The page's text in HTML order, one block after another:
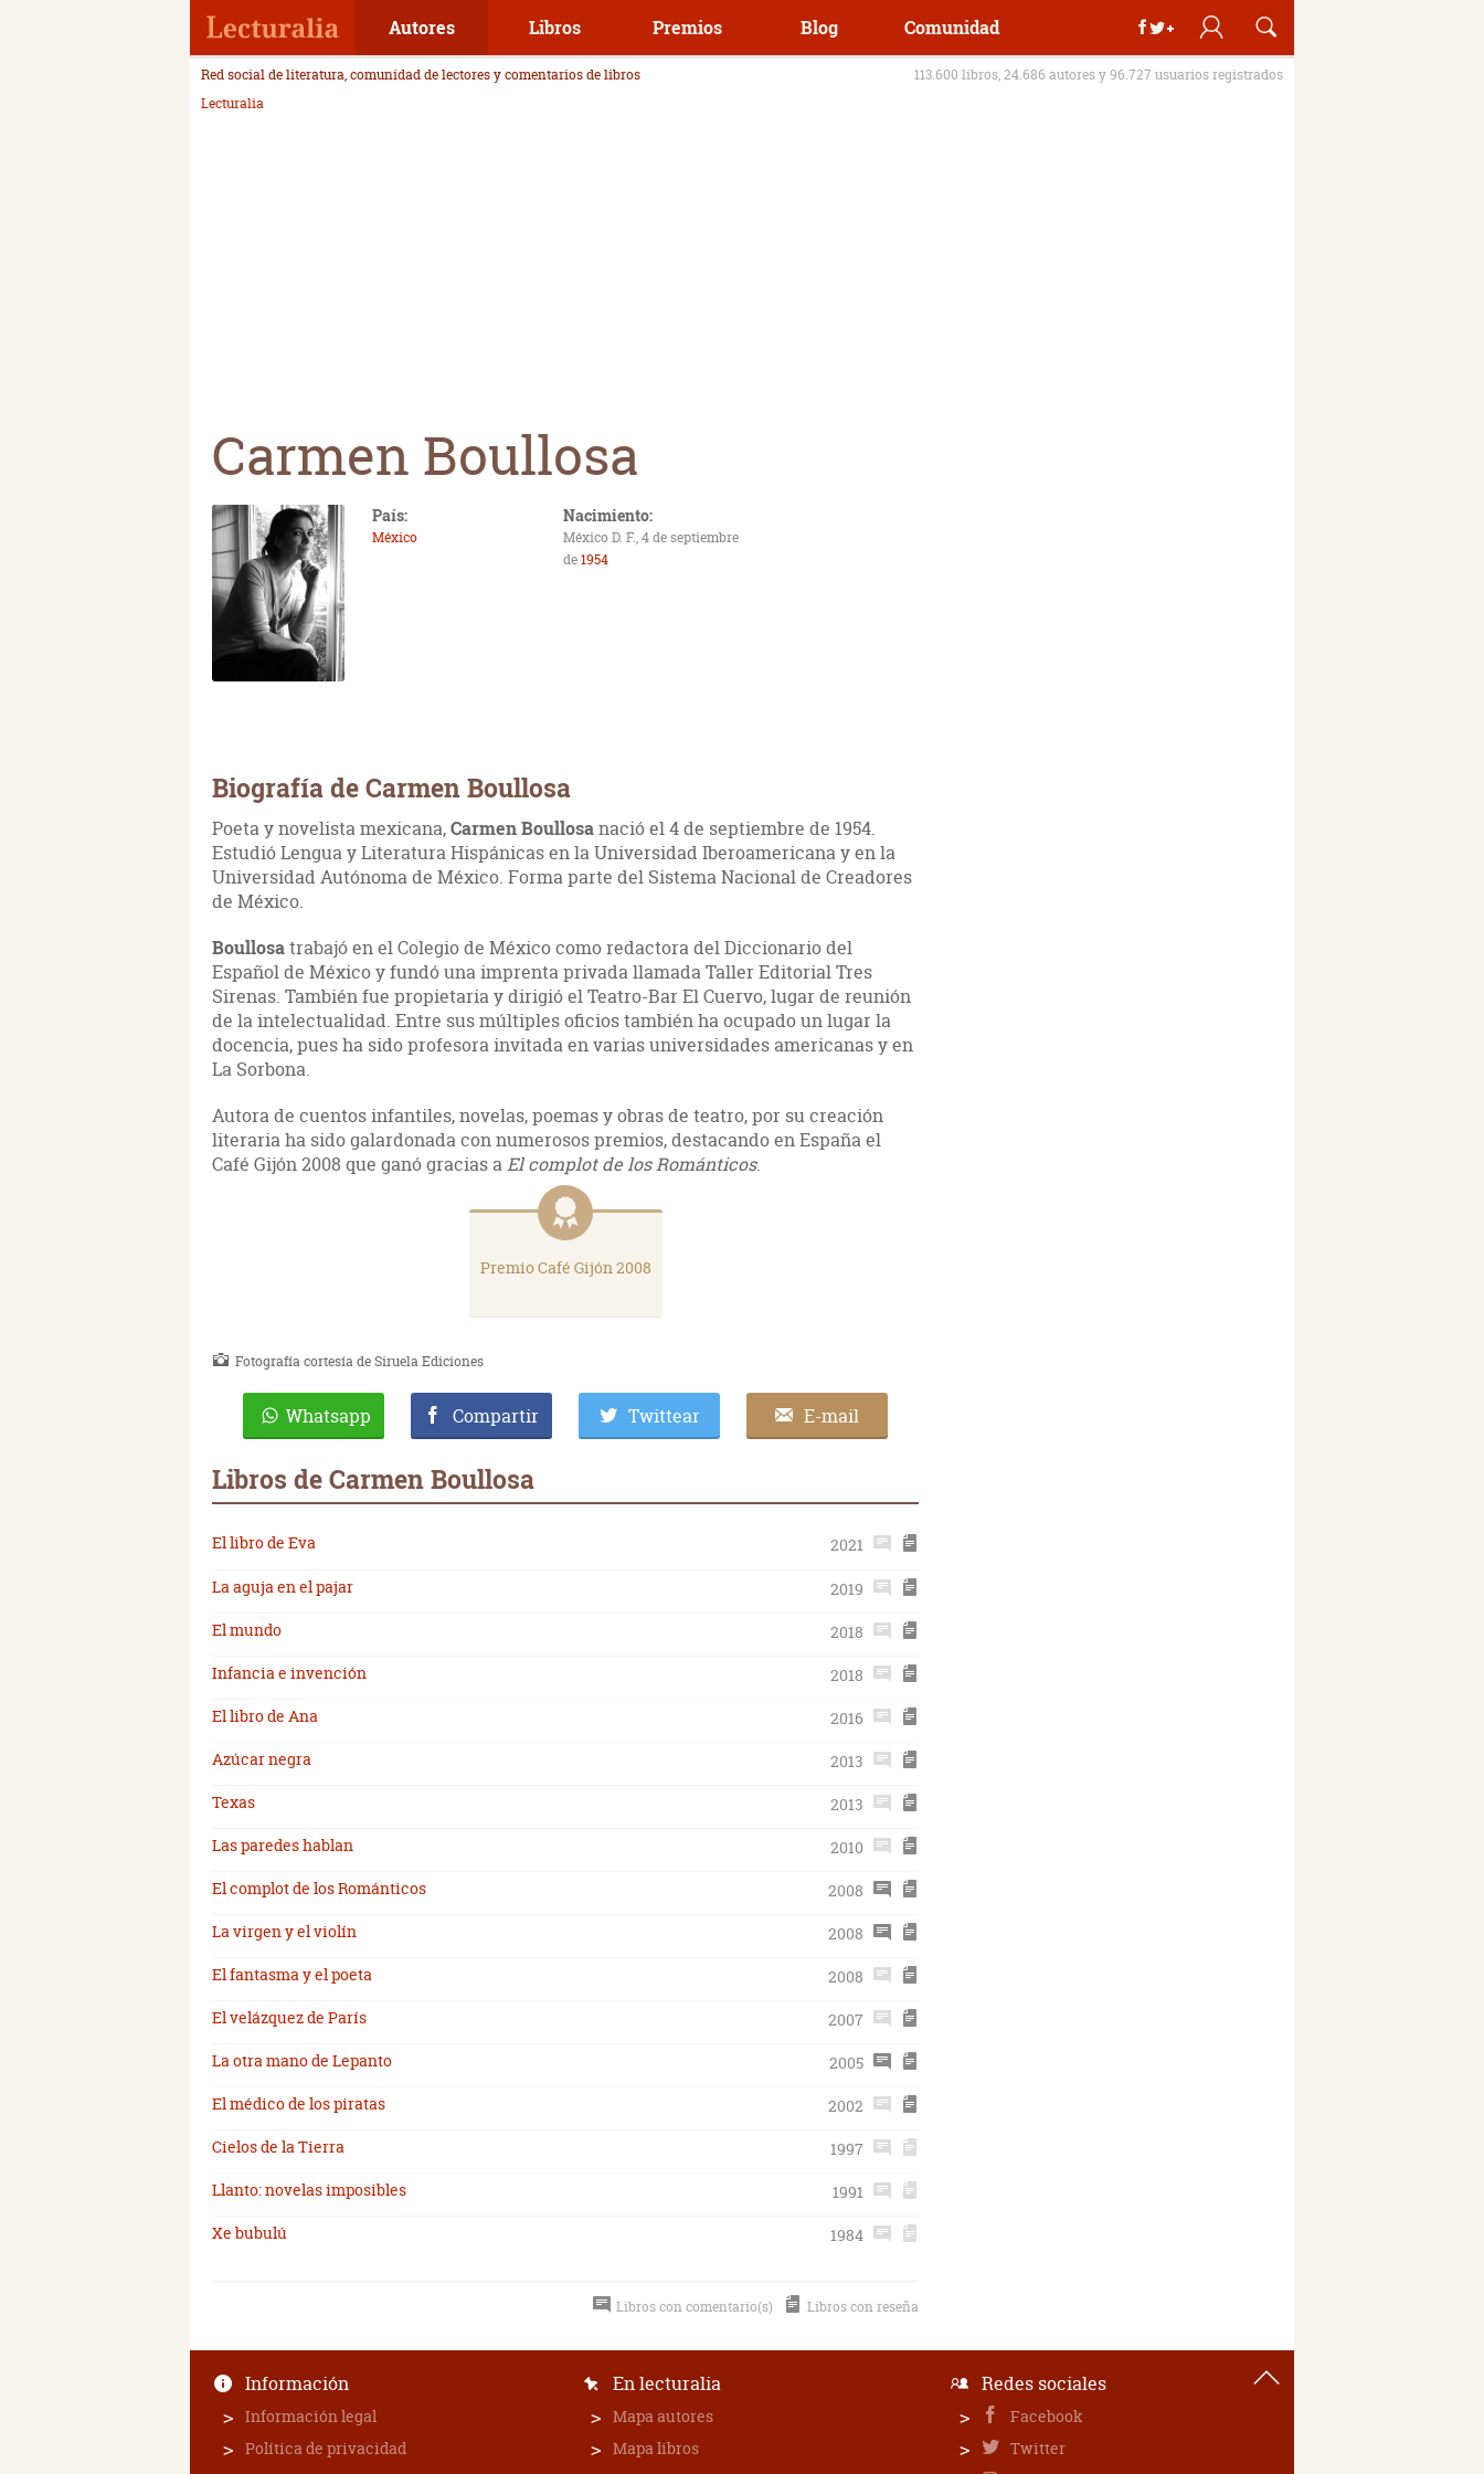
Autores Libros Premios Blog Comunidad
Red social de literatura, comunidad de lectores y comentarios de libros
113.600 libros, 24.686 autores y 96.727 usuarios registrados
Lecturalia
Carmen Boullosa
País:
México
Nacimiento:
México D. F., 4 de septiembre
de1954
Biografía de Carmen Boullosa
Poeta y novelista mexicana,Carmen Boullosanació el 4 de septiembre de 1954.
Estudió Lengua y Literatura Hispánicas en la Universidad Iberoamericana y en la
Universidad Autónoma de México. Forma parte del Sistema Nacional de Creadores
de México.
Boullosatrabajó en el Colegio de México como redactora del Diccionario del
Español de México y fundó una imprenta privada llamada Taller Editorial Tres
Sirenas. También fue propietaria y dirigió el Teatro-Bar El Cuervo, lugar de reunión
de la intelectualidad. Entre sus múltiples oficios también ha ocupado un lugar la
docencia, pues ha sido profesora invitada en varias universidades americanas y en
La Sorbona.
Autora de cuentos infantiles, novelas, poemas y obras de teatro, por su creación
literaria ha sido galardonada con numerosos premios, destacando en España el
Café Gijón 2008 que ganó gracias aEl complot de los Románticos.
Premio Café Gijón 2008
Fotografía cortesía de Siruela Ediciones
Whatsapp Compartir Twittear E-mail
Libros de Carmen Boullosa
El libro de Eva
2021
La aguja en el pajar
2019
El mundo
2018
Infancia e invención
2018
El libro de Ana
2016
Azúcar negra
2013
Texas
2013
Las paredes hablan
2010
El complot de los Románticos
2008
La virgen y el violín
2008
El fantasma y el poeta
2008
El velázquez de París
2007
La otra mano de Lepanto
2005
El médico de los piratas
2002
Cielos de la Tierra
1997
Llanto: novelas imposibles
1991
Xe bubulú
1984
Libros con comentario(s) Libros con reseña
Información
Información legal
Política de privacidad
En lecturalia
Mapa autores
Mapa libros
Redes sociales
Facebook
Twitter